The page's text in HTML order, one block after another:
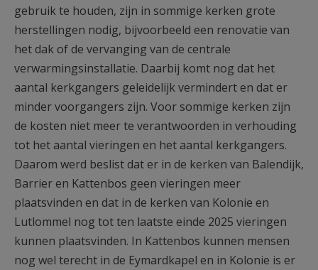
gebruik te houden, zijn in sommige kerken grote
herstellingen nodig, bijvoorbeeld een renovatie van
het dak of de vervanging van de centrale
verwarmingsinstallatie. Daarbij komt nog dat het
aantal kerkgangers geleidelijk vermindert en dat er
minder voorgangers zijn. Voor sommige kerken zijn
de kosten niet meer te verantwoorden in verhouding
tot het aantal vieringen en het aantal kerkgangers.
Daarom werd beslist dat er in de kerken van Balendijk,
Barrier en Kattenbos geen vieringen meer
plaatsvinden en dat in de kerken van Kolonie en
Lutlommel nog tot ten laatste einde 2025 vieringen
kunnen plaatsvinden. In Kattenbos kunnen mensen
nog wel terecht in de Eymardkapel en in Kolonie is er